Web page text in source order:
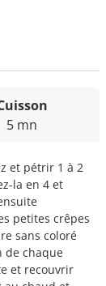
5 mn
et pétrir 1 à 2
la en 4 et
petites crêpes
sans coloré
de chaque
et recouvrir